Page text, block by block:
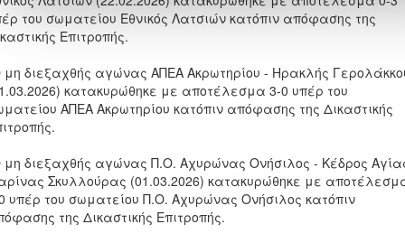
του σωματείου Εθνικός Λατσιών κατόπιν απόφασης της
Επιτροπής.
μη διεξαχθής αγώνας ΑΠΕΑ Ακρωτηρίου - Ηρακλής
κατακυρώθηκε με αποτέλεσμα 3-0 υπέρ του
ΑΠΕΑ Ακρωτηρίου κατόπιν απόφασης της Δικαστικής
μη διεξαχθής αγώνας Π.Ο. Αχυρώνας Ονήσιλος - Κέδρος
Σκυλλούρας (01.03.2026) κατακυρώθηκε με
υπέρ του σωματείου Π.Ο. Αχυρώνας Ονήσιλος κατόπιν
της Δικαστικής Επιτροπής.